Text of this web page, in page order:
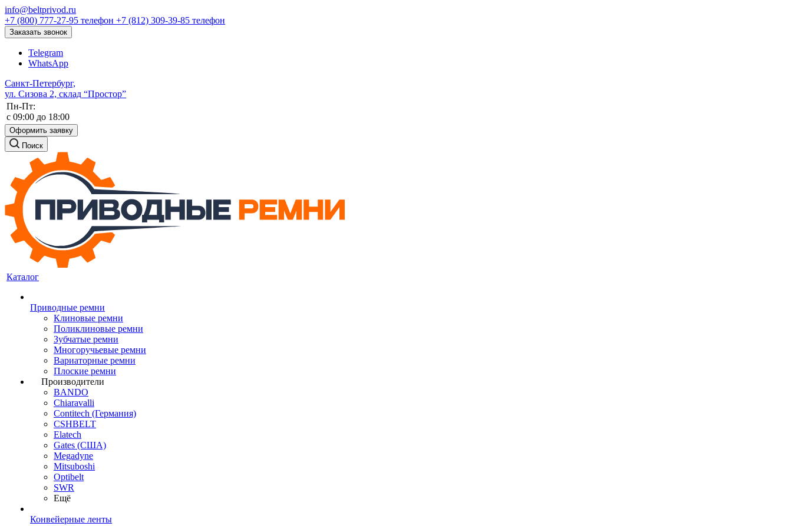
info@beltprivod.ru
+7 (800) 777-27-95 телефон +7 (812) 309-39-85 телефон
Заказать звонок
Telegram
WhatsApp
Санкт-Петербург,
ул. Сизова 2, склад “Простор”
Пн-Пт:
c 09:00 до 18:00
Оформить заявку
Поиск
Каталог
Приводные ремни
Клиновые ремни
Поликлиновые ремни
Зубчатые ремни
Многоручьевые ремни
Вариаторные ремни
Плоские ремни
Производители
BANDO
Chiaravalli
Contitech (Германия)
CSHBELT
Elatech
Gates (США)
Megadyne
Mitsuboshi
Optibelt
SWR
Ещё
Конвейерные ленты